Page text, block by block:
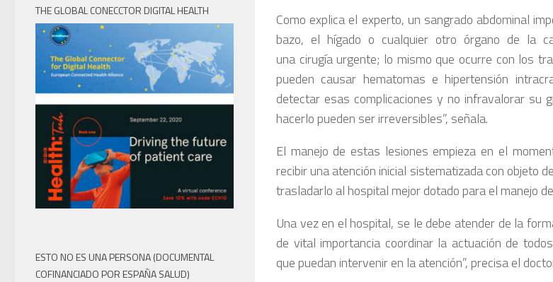
Como explica el experto, un sangrado abdominal
bazo, el hígado o cualquier otro órgano de la
una cirugía urgente; lo mismo que ocurre con los
pueden causar hematomas e hipertensión
detectar esas complicaciones y no infravalorar su
hacerlo pueden ser irreversibles”, señala.
El manejo de estas lesiones empieza en el
recibir una atención inicial sistematizada con objeto
trasladarlo al hospital mejor dotado para el manejo
Una vez en el hospital, se le debe atender de la
de vital importancia coordinar la actuación de
que puedan intervenir en la atención”, precisa el
THE GLOBAL CONECCTOR DIGITAL HEALTH
ESTO NO ES UNA PERSONA (DOCUMENTAL
COFINANCIADO POR ESPAÑA SALUD)